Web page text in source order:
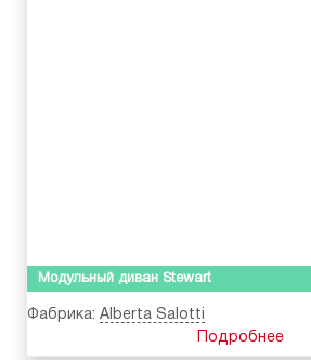
Модульный диван Stewart
Фабрика: Alberta Salotti
Подробнее